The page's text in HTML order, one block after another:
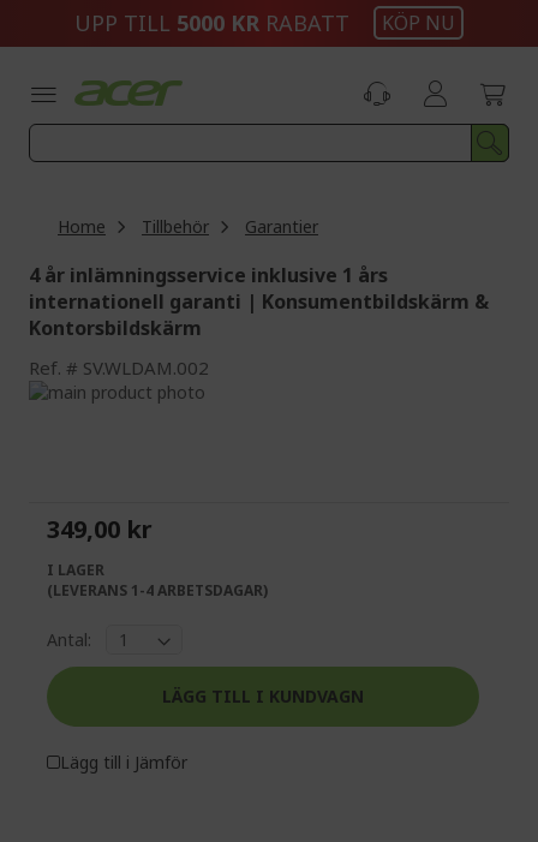
UPP TILL 5000 KR RABATT KÖP NU
Home Tillbehör Garantier
4 år inlämningsservice inklusive 1 års
internationell garanti | Konsumentbildskärm &
Kontorsbildskärm
Ref. SV.WLDAM.002
Skip
images
gallery
the
images
gallery
349,00 kr
I LAGER
(LEVERANS 1-4 ARBETSDAGAR)
Antal:
LÄGG TILL I KUNDVAGN
Lägg till i Jämför